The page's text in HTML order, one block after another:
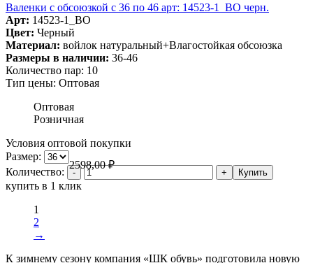
Валенки с обсоюзкой с 36 по 46 арт: 14523-1_BO черн.
Арт: 14523-1_BO
Цвет: Черный
Материал: войлок натуральный+Влагостойкая обсоюзка
Размеры в наличии: 36-46
Количество пар: 10
Тип цены: Оптовая
Оптовая
Розничная
Условия оптовой покупки
Размер:
2598,00₽
Количество:
купить в 1 клик
1
2
→
К зимнему сезону компания «ШК обувь» подготовила новую